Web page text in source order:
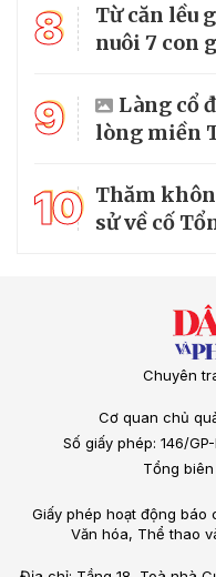
8
Từ căn lều
nuôi 7 con
9
Làng cổ
lòng miền
10 Thăm
sử về cố
Chuyên
Cơ quan chủ
Số giấy phép: 146/
Tổng biên
Giấy phép hoạt động báo
Văn hóa, Thể thao